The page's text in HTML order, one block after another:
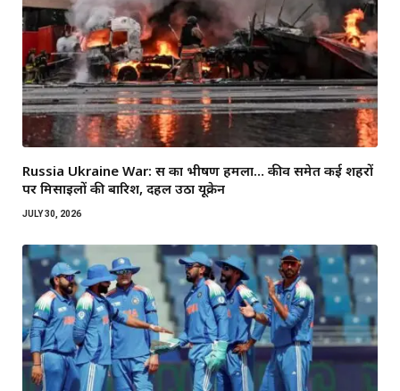
Russia Ukraine War: रूस का भीषण हमला… कीव समेत कई शहरों
पर मिसाइलों की बारिश, दहल उठा यूक्रेन
JULY 30, 2026